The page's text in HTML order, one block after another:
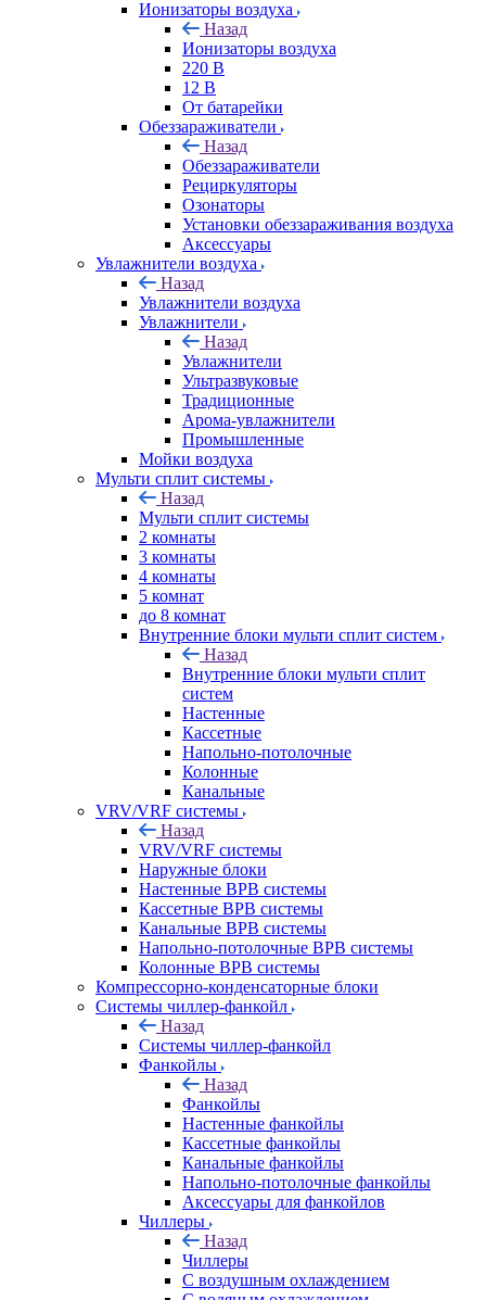
Ионизаторы воздуха
Назад
Ионизаторы воздуха
220 В
12 В
От батарейки
Обеззараживатели
Назад
Обеззараживатели
Рециркуляторы
Озонаторы
Установки обеззараживания воздуха
Аксессуары
Увлажнители воздуха
Назад
Увлажнители воздуха
Увлажнители
Назад
Увлажнители
Ультразвуковые
Традиционные
Арома-увлажнители
Промышленные
Мойки воздуха
Мульти сплит системы
Назад
Мульти сплит системы
2 комнаты
3 комнаты
4 комнаты
5 комнат
до 8 комнат
Внутренние блоки мульти сплит систем
Назад
Внутренние блоки мульти сплит
систем
Настенные
Кассетные
Напольно-потолочные
Колонные
Канальные
VRV/VRF системы
Назад
VRV/VRF системы
Наружные блоки
Настенные ВРВ системы
Кассетные ВРВ системы
Канальные ВРВ системы
Напольно-потолочные ВРВ системы
Колонные ВРВ системы
Компрессорно-конденсаторные блоки
Системы чиллер-фанкойл
Назад
Системы чиллер-фанкойл
Фанкойлы
Назад
Фанкойлы
Настенные фанкойлы
Кассетные фанкойлы
Канальные фанкойлы
Напольно-потолочные фанкойлы
Аксессуары для фанкойлов
Чиллеры
Назад
Чиллеры
С воздушным охлаждением